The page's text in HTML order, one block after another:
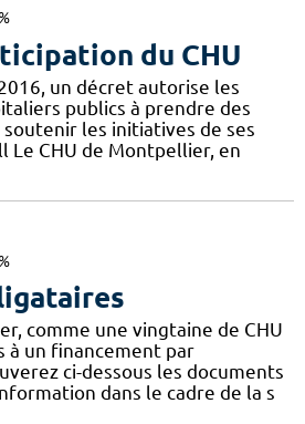
du CHU
un décret autorise les
publics à prendre des
les initiatives de ses
Le CHU de Montpellier, en
comme une vingtaine de CHU
à un financement par
ci-dessous les documents
dans le cadre de la s